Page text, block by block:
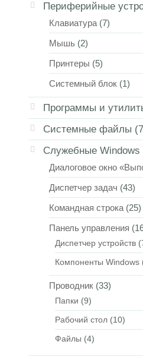
Периферийные
Клавиатура (7)
Мышь (2)
Принтеры (5)
Системный блок (1)
Программы и
Системные файлы
Служебные Windows
Диалоговое окно
Диспетчер задач (43)
Командная строка (25)
Панель управления
Диспетчер устройств
Компоненты Windows
Проводник (33)
Папки (9)
Рабочий стол (10)
Файлы (4)